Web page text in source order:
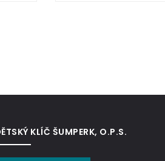
KLÍČ ŠUMPERK, O.P.S.